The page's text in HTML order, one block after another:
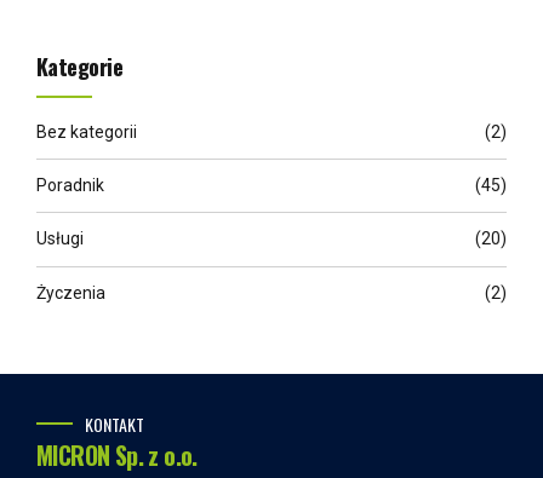
Kategorie
Bez kategorii (2)
Poradnik (45)
Usługi (20)
Życzenia (2)
KONTAKT
MICRON Sp. z o.o.